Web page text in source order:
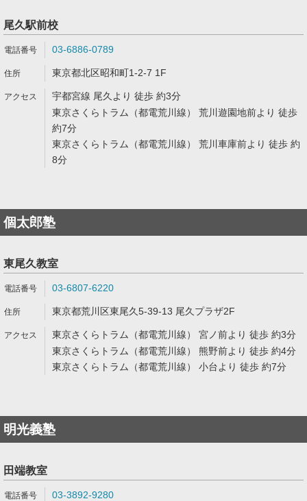
尾久駅前校
03-6886-0789
東京都北区昭和町1-2-7 1F
宇都宮線 尾久より 徒歩 約3分
東京さくらトラム（都電荒川線） 荒川遊園地前より 徒歩
約7分
東京さくらトラム（都電荒川線） 荒川車庫前より 徒歩 約
8分
個太郎塾
東尾久教室
03-6807-6220
東京都荒川区東尾久5-39-13 尾久プラザ2F
東京さくらトラム（都電荒川線） 宮ノ前より 徒歩 約3分
東京さくらトラム（都電荒川線） 熊野前より 徒歩 約4分
東京さくらトラム（都電荒川線） 小台より 徒歩 約7分
明光義塾
田端教室
03-3892-9280